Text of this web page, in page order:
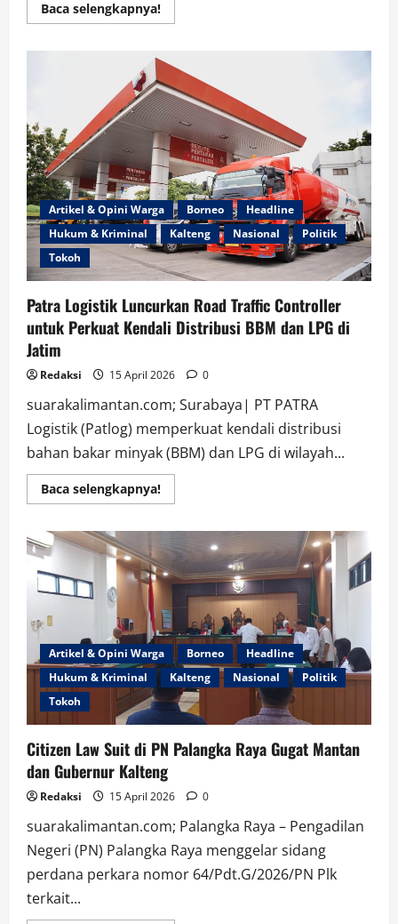
Baca selengkapnya!Read
more
Lanjutan
Gugatan
Citizen
Lawsuit
Rp
600
Milliar
Lebih
di
PN
Palangka
Raya
Artikel & Opini Warga Borneo
Headline
Hukum & Kriminal
Kalteng Nasional
Politik
Tokoh
Patra Logistik Luncurkan Road Traffic Controller
untuk Perkuat Kendali Distribusi BBM dan LPG di
Jatim
Redaksi 15 April 2026 0
suarakalimantan.com; Surabaya| PT PATRA
Logistik (Patlog) memperkuat kendali distribusi
bahan bakar minyak (BBM) dan LPG di wilayah...
Baca selengkapnya!Read
more
Luncurkan
Road
Traffic
Controller
untuk
Perkuat
Kendali
Distribusi
BBM
dan
LPG
di
Jatim
Artikel & Opini Warga Borneo
Headline
Hukum & Kriminal
Kalteng Nasional
Politik
Tokoh
Citizen Law Suit di PN Palangka Raya Gugat Mantan
dan Gubernur Kalteng
Redaksi 15 April 2026 0
suarakalimantan.com; Palangka Raya – Pengadilan
Negeri (PN) Palangka Raya menggelar sidang
perdana perkara nomor 64/Pdt.G/2026/PN Plk
terkait...